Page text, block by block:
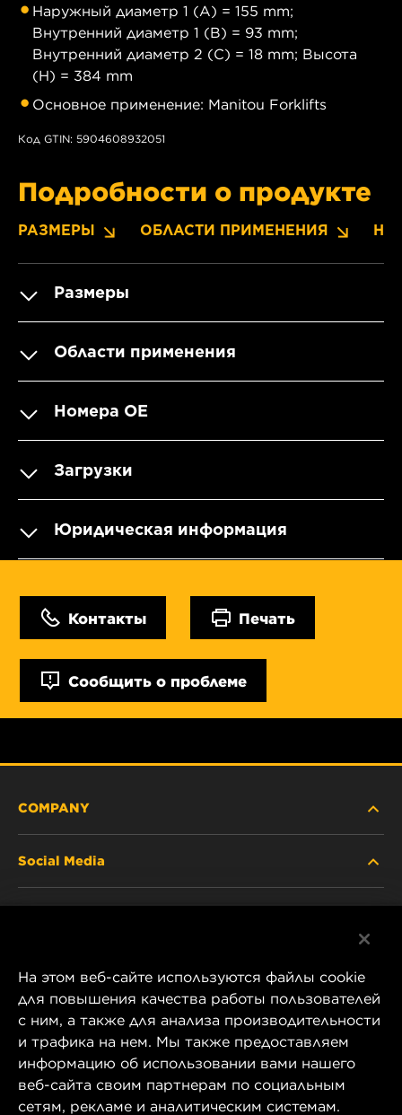
Наружный диаметр 1 (A) = 155 mm;
Внутренний диаметр 1 (B) = 93 mm;
Внутренний диаметр 2 (C) = 18 mm; Высота
(H) = 384 mm
Основное применение: Manitou Forklifts
Код GTIN: 5904608932051
Подробности о продукте
РАЗМЕРЫ ОБЛАСТИ ПРИМЕНЕНИЯ
Размеры
Области применения
Номера OE
Загрузки
Юридическая информация
Контакты Печать
Сообщить о проблеме
COMPANY
CAREER
COMPANY STORE
DATA PRIVACY
Social Media
Instagram
YouTube
1 Wix Way
P.O. Box 1967
На этом веб-сайте используются файлы cookie
для повышения качества работы пользователей
с ним, а также для анализа производительности
и трафика на нем. Мы также предоставляем
информацию об использовании вами нашего
веб-сайта своим партнерам по социальным
сетям, рекламе и аналитическим системам.